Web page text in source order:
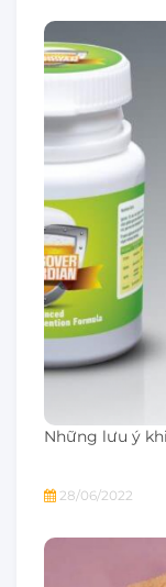
Những lưu ý
28/06/2022